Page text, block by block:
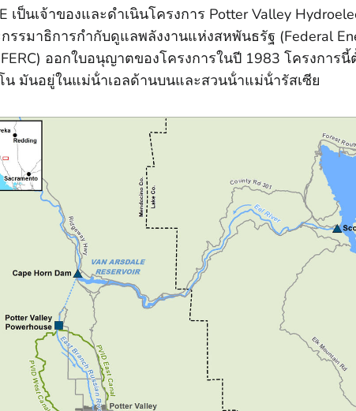
เป็นเจ้าของและดําเนินโครงการ Potter Valley
รรมาธิการกํากับดูแลพลังงานแห่งสหพันธรัฐ (Federal
ออกใบอนุญาตของโครงการในปี 1983 โครงการนี้
น มันอยู่ในแม่น้ําเอลด้านบนและสวนน้ําแม่น้ํารัสเซีย